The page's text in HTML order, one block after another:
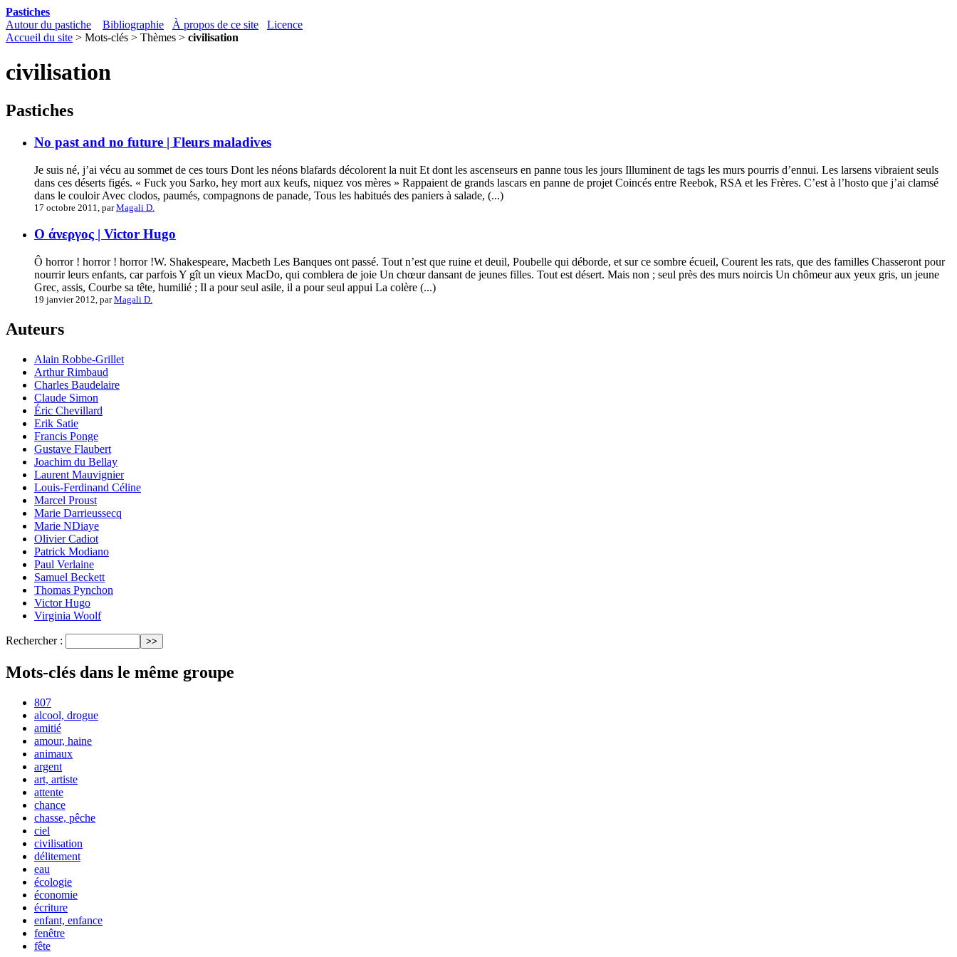
Pastiches
Autour du pastiche
Bibliographie À propos de ce site
Licence
Accueil du site > Mots-clés > Thèmes > civilisation
civilisation
Pastiches
No past and no future | Fleurs maladives
Je suis né, j’ai vécu au sommet de ces tours Dont les néons blafards décolorent la nuit Et dont les ascenseurs en panne tous les jours Illuminent de tags les murs pourris d’ennui. Les larsens vibraient seuls
dans ces déserts figés. « Fuck you Sarko, hey mort aux keufs, niquez vos mères » Rappaient de grands lascars en panne de projet Coincés entre Reebok, RSA et les Frères. C’est à l’hosto que j’ai clamsé
dans le couloir Avec clodos, paumés, compagnons de panade, Tous les habitués des paniers à salade, (...)
17 octobre 2011, parMagali D.
Ο άνεργος | Victor Hugo
Ô horror ! horror ! horror !W. Shakespeare, Macbeth Les Banques ont passé. Tout n’est que ruine et deuil, Poubelle qui déborde, et sur ce sombre écueil, Courent les rats, que des familles Chasseront pour
nourrir leurs enfants, car parfois Y gît un vieux MacDo, qui comblera de joie Un chœur dansant de jeunes filles. Tout est désert. Mais non ; seul près des murs noircis Un chômeur aux yeux gris, un jeune
Grec, assis, Courbe sa tête, humilié ; Il a pour seul asile, il a pour seul appui La colère (...)
19 janvier 2012, parMagali D.
Auteurs
Alain Robbe-Grillet
Arthur Rimbaud
Charles Baudelaire
Claude Simon
Éric Chevillard
Erik Satie
Francis Ponge
Gustave Flaubert
Joachim du Bellay
Laurent Mauvignier
Louis-Ferdinand Céline
Marcel Proust
Marie Darrieussecq
Marie NDiaye
Olivier Cadiot
Patrick Modiano
Paul Verlaine
Samuel Beckett
Thomas Pynchon
Victor Hugo
Virginia Woolf
Rechercher :
Mots-clés dans le même groupe
807
alcool, drogue
amitié
amour, haine
animaux
argent
art, artiste
attente
chance
chasse, pêche
ciel
civilisation
délitement
eau
écologie
économie
écriture
enfant, enfance
fenêtre
fête